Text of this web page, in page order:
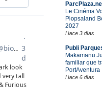
Le Cinéma
Plopsaland
2027
Hace 3 días
Publi
Makamanu
familiar que
PortAventura
Hace 6 días